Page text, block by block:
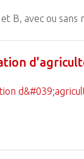
B, avec ou